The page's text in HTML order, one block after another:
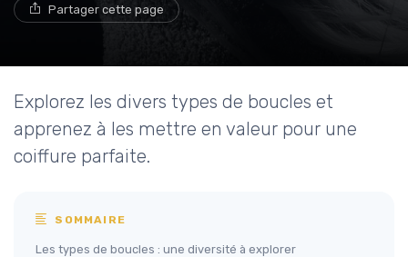
Partager cette page
Explorez les divers types de boucles et
apprenez à les mettre en valeur pour une
coiffure parfaite.
SOMMAIRE
Les types de boucles : une diversité à explorer